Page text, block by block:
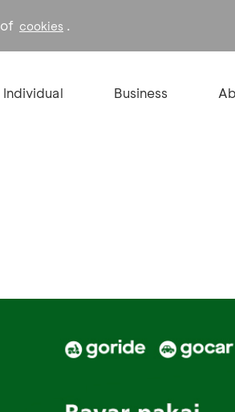
cookies .
Individual Business